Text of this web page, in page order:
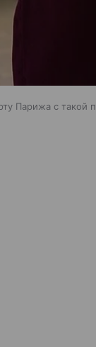
Парижа с такой